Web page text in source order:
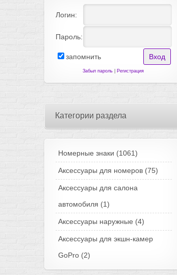
Логин:
Пароль:
запомнить
Забыл пароль Регистрация
Категории раздела
Номерные знаки (1061)
Аксессуары для номеров (75)
Аксессуары для салона
автомобиля (1)
Аксессуары наружные (4)
Аксессуары для экшн-камер
GoPro (2)